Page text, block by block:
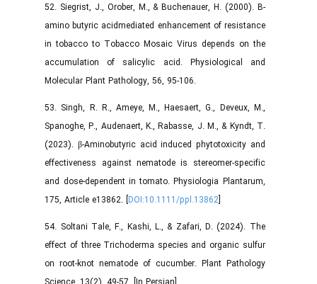
52. Siegrist, J., Orober, M., & Buchenauer, H. (2000). B-
amino butyric acidmediated enhancement of resistance
in tobacco to Tobacco Mosaic Virus depends on the
accumulation of salicylic acid. Physiological and
Molecular Plant Pathology, 56, 95-106.
53. Singh, R. R., Ameye, M., Haesaert, G., Deveux, M.,
Spanoghe, P., Audenaert, K., Rabasse, J. M., & Kyndt, T.
(2023). β-Aminobutyric acid induced phytotoxicity and
effectiveness against nematode is stereomer-specific
and dose-dependent in tomato. Physiologia Plantarum,
175, Article e13862. [DOI:10.1111/ppl.13862
54. Soltani Tale, F., Kashi, L., & Zafari, D. (2024). The
effect of three Trichoderma species and organic sulfur
on root-knot nematode of cucumber. Plant Pathology